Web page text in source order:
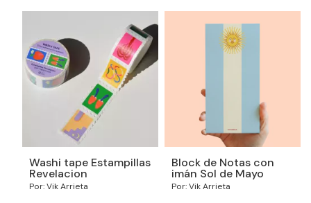
Washi tape Estampillas
Revelacion
Por: Vik Arrieta
Block de Notas con
imán Sol de Mayo
Por: Vik Arrieta